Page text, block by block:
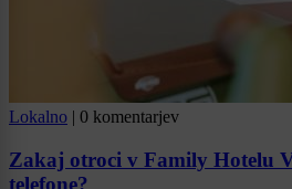
Lokalno | 0 komentarjev
Zakaj otroci v Family Hotelu
telefone?